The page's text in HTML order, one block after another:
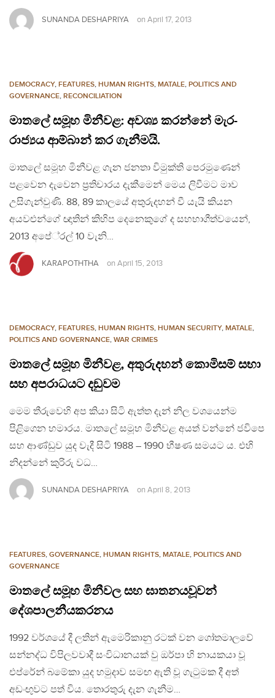
SUNANDA DESHAPRIYA on April 17, 2013
DEMOCRACY, FEATURES, HUMAN RIGHTS, MATALE, POLITICS AND
GOVERNANCE, RECONCILIATION
මාතලේ සමූහ මිනීවළ: අවශ්‍ය කරන්නේ මැර-
රාජ්‍යය ආම්බාන් කර ගැනීමයි.
මාතලේ සමූහ මිනීවළ ගැන ජනතා විමුක්ති පෙරමුණෙන්
පළවෙන දැවෙන ප‍්‍රතිචාරය දැකීමෙන් මෙය ලිවීමට මාව
උසිගැන්වුණි. 88, 89 කාලයේ අතුරුදහන් වී යැයි කියන
අයවළුන්ගේ ඥාතින් කිහිප දෙනෙකුගේ ද සහභාගීත්වයෙන්,
2013 අපේ‍්‍රල් 10 වැනි…
KARAPOTHTHA on April 15, 2013
DEMOCRACY, FEATURES, HUMAN RIGHTS, HUMAN SECURITY, MATALE,
POLITICS AND GOVERNANCE, WAR CRIMES
මාතලේ සමූහ මිනීවළ, අතුරුදහන් කොමිසම් සභා
සහ අපරාධයට දඞුවම
මෙම තීරුවෙහි අප කියා සිටි ඇත්ත දැන් නිල වශයෙන්ම
පිළිගෙන හමාරය. මාතලේ සමූහ මිනීවළ අයත් වන්නේ ජවිපෙ
සහ ආණ්ඩුව යුද වැදී සිටි 1988 – 1990 භීෂණ සමයට ය. එහි
නිදන්නේ කුරිරු වධ…
SUNANDA DESHAPRIYA on April 8, 2013
FEATURES, GOVERNANCE, HUMAN RIGHTS, MATALE, POLITICS AND
GOVERNANCE
මාතලේ සමූහ මිනීවල සහ ඝාතනයවූවන්
දේශපාලනීයකරනය
1992 වර්ශයේ දී ලතින් ඇමෙරිකානු රටක් වන ගෝතමාලවේ
සන්නද්ධ විපිලවවාදී සංවිධානයක් වු ඔර්පා හි නායකයා වූ
එප්රේන් බමේකා යුද හමුදාව සමඟ ඇති වූ ගැටුමක දී අත්
අඩංඟුවට පත් විය. තොරතුරු දැන ගැනීම…